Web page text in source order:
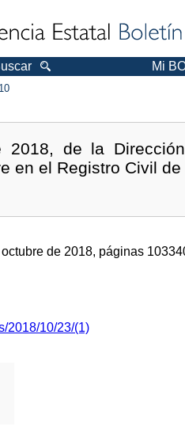
Mi
2018, de la
en el Registro Civil
de 2018, páginas
2018/10/23/(1)